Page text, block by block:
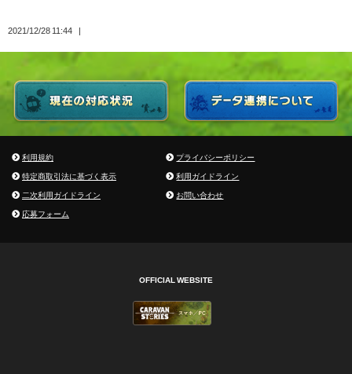
2021/12/28 11:44
利用規約
プライバシーポリシー
特定商取引法に基づく表示
利用ガイドライン
二次利用ガイドライン
お問い合わせ
応募フォーム
OFFICIAL WEBSITE